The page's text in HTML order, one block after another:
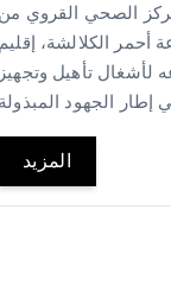
الصحي القروي
أحمر الكلالشة،
لأشغال تأهيل
المزيد